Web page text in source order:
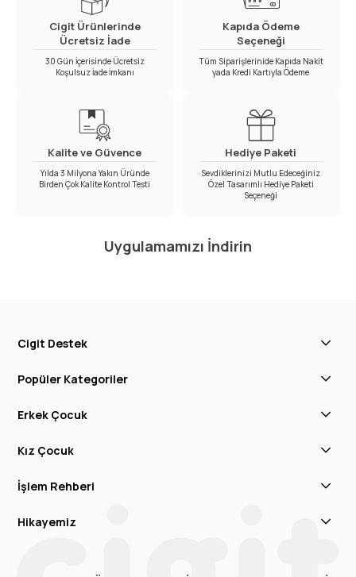
Cigit Ürünlerinde
Ücretsiz İade
30 Gün İçerisinde Ücretsiz
Koşulsuz İade İmkanı
Kapıda Ödeme
Seçeneği
Tüm Siparişlerinide Kapıda Nakit
yada Kredi Kartıyla Ödeme
Kalite ve Güvence
Yılda 3 Milyona Yakın Üründe
Birden Çok Kalite Kontrol Testi
Hediye Paketi
Sevdiklerinizi Mutlu Edeceğiniz
Özel Tasarımlı Hediye Paketi
Seçeneği
Uygulamamızı İndirin
Cigit Destek
Popüler Kategoriler
Erkek Çocuk
Kız Çocuk
İşlem Rehberi
Hikayemiz